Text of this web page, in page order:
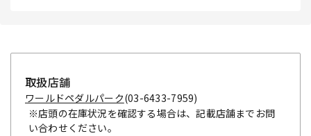
取扱店舗
ワールドペダルパーク(03-6433-7959)
※店頭の在庫状況を確認する場合は、記載店舗までお問
い合わせください。